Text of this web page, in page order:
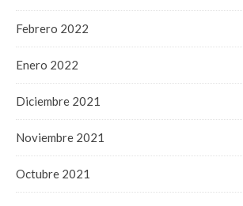
Febrero 2022
Enero 2022
Diciembre 2021
Noviembre 2021
Octubre 2021